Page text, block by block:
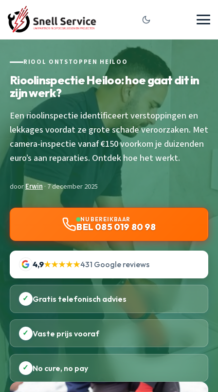
RIOOL ONTSTOPPEN HEILOO
Rioolinspectie Heiloo: hoe gaat dit in
zijn werk?
Een rioolinspectie identificeert verstoppingen en
lekkages voordat ze grote schade veroorzaken. Met
camera-inspectie vanaf €150 voorkom je duizenden
euro’s aan reparaties. Ontdek hoe het werkt.
doorErwin · 7 december 2025
NU BEREIKBAAR
BEL 085 019 80 98
4,9★★★★★431 Google reviews
✓ Gratis telefonisch advies
✓ Vaste prijs vooraf
✓ No cure, no pay